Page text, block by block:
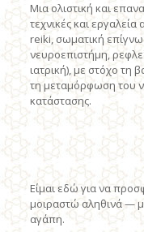
Μια ολιστική και
τεχνικές και
reiki, σωματική
νευροεπιστήμη,
ιατρική), με στόχο τη
τη μεταμόρφωση του
κατάστασης.
Είμαι εδώ για να
μοιραστώ αληθινά —
αγάπη.